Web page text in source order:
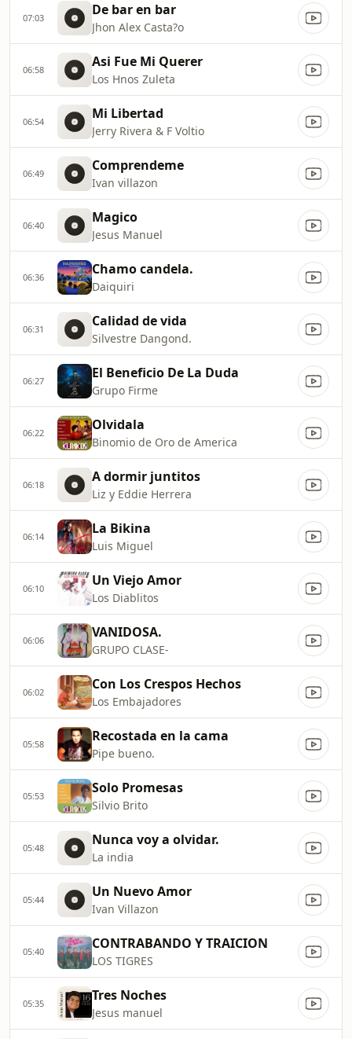
07:03 De bar en bar
Jhon Alex Casta?o
06:58 Asi Fue Mi Querer
Los Hnos Zuleta
06:54 Mi Libertad
Jerry Rivera & F Voltio
06:49 Comprendeme
Ivan villazon
06:40 Magico
Jesus Manuel
06:36 Chamo candela.
Daiquiri
06:31 Calidad de vida
Silvestre Dangond.
06:27 El Beneficio De La Duda
Grupo Firme
06:22 Olvidala
Binomio de Oro de America
06:18 A dormir juntitos
Liz y Eddie Herrera
06:14 La Bikina
Luis Miguel
06:10 Un Viejo Amor
Los Diablitos
06:06 VANIDOSA.
GRUPO CLASE-
06:02 Con Los Crespos Hechos
Los Embajadores
05:58 Recostada en la cama
Pipe bueno.
05:53 Solo Promesas
Silvio Brito
05:48 Nunca voy a olvidar.
La india
05:44 Un Nuevo Amor
Ivan Villazon
05:40 CONTRABANDO Y TRAICION
LOS TIGRES
05:35 Tres Noches
Jesus manuel